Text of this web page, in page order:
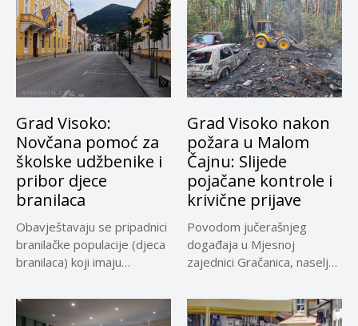
Grad Visoko:
Novčana pomoć za
školske udžbenike i
pribor djece
branilaca
Obavještavaju se pripadnici
branilačke populacije (djeca
branilaca) koji imaju
Grad Visoko nakon
požara u Malom
Čajnu: Slijede
pojačane kontrole i
krivične prijave
Povodom jučerašnjeg
događaja u Mjesnoj
zajednici Gračanica, naselje